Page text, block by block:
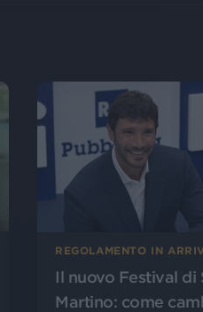
REGOLAMENTO IN
Il nuovo Festival di
Martino: come